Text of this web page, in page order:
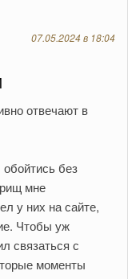
07.05.2024 в 18:04
отвечают в
без
мне
у них на сайте,
Чтобы уж
связаться с
моменты